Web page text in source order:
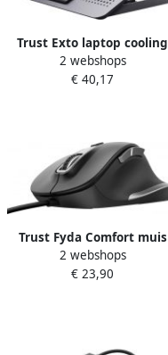
Trust Exto laptop cooling
stand
2 webshops
€ 40,17
Trust Fyda Comfort muis
zwart
2 webshops
€ 23,90